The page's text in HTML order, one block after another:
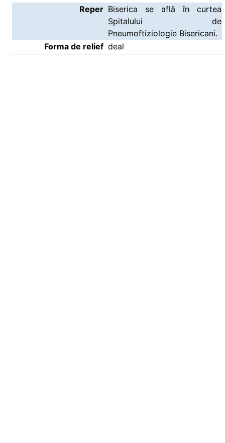
Reper Biserica se află în curtea
Spitalului de
Pneumoftiziologie Bisericani.
Forma de relief deal